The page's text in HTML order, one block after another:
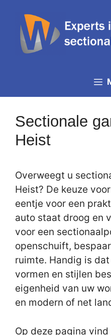
inhoud
Sectionale
Heist
Overweegt u
Heist? De keuze
eentje voor een
auto staat droog en
voor een
openschuift,
ruimte. Handig is
vormen en stijlen
eigenheid van uw
en modern of net
Op deze pagina